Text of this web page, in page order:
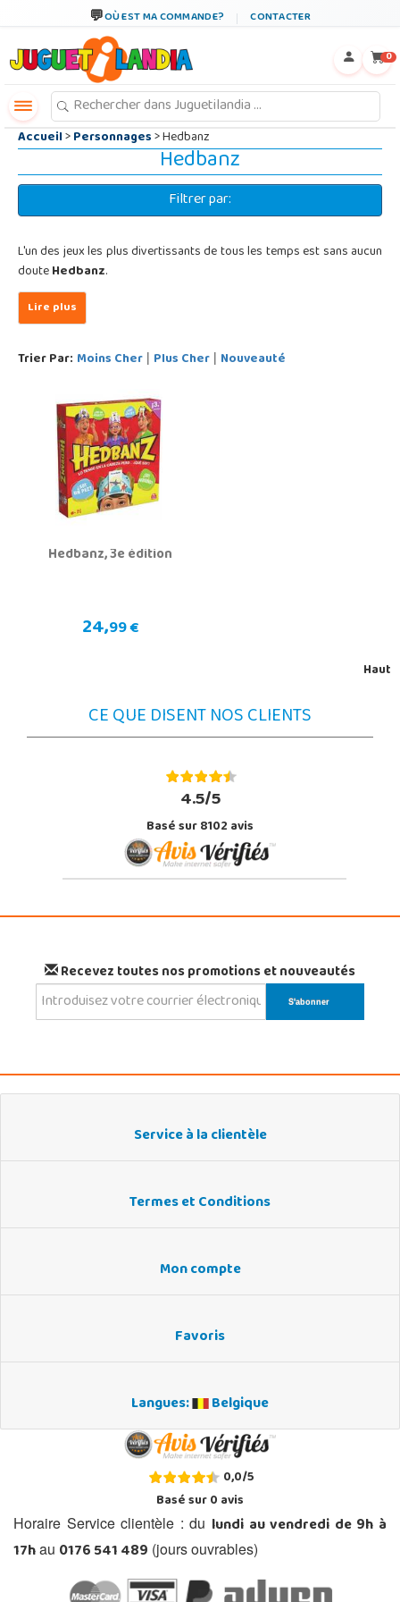
OÙ EST MA COMMANDE? CONTACTER
0
Accueil>Personnages> Hedbanz
Hedbanz
Filtrer par:
L'un des jeux les plus divertissants de tous les temps est sans aucun
douteHedbanz.
Trier Par: Moins Cher | Plus Cher | Nouveauté
Hedbanz, 3e édition
24,99 €
Haut
CE QUE DISENT NOS CLIENTS
4.5/5
Basé sur 8102 avis
Recevez toutes nos promotions et nouveautés
Service à la clientèle
Termes et Conditions
Mon compte
Favoris
Langues: Belgique
0,0/5
Basé sur0avis
Horaire Service clientèle : du lundi au vendredi de 9h à
17hau 0176 541 489 (jours ouvrables)